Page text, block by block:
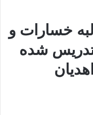
خسارات و
شده